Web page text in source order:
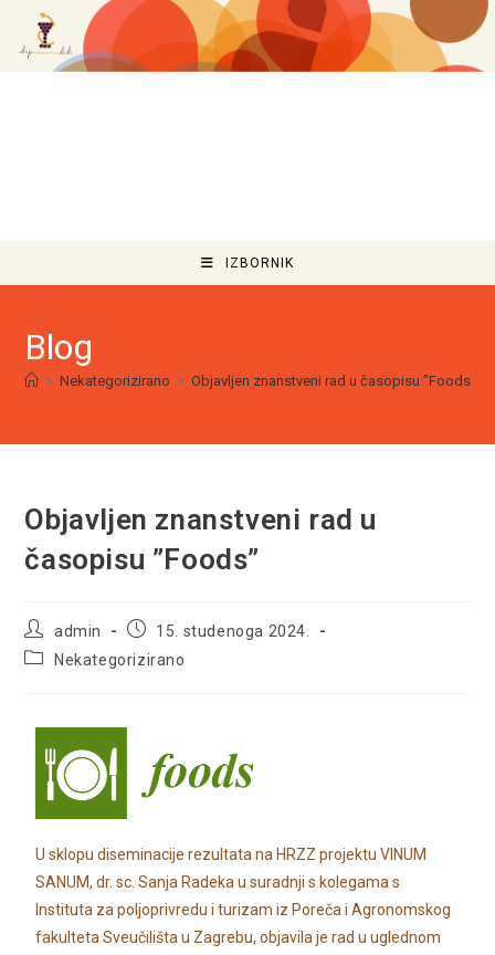
IZBORNIK
Blog
> Nekategorizirano > Objavljen znanstveni rad u časopisu ”Foods”
Objavljen znanstveni rad u
časopisu ”Foods”
admin
15. studenoga 2024.
Nekategorizirano
U sklopu diseminacije rezultata na HRZZ projektu VINUM
SANUM, dr. sc. Sanja Radeka u suradnji s kolegama s
Instituta za poljoprivredu i turizam iz Poreča i Agronomskog
fakulteta Sveučilišta u Zagrebu, objavila je rad u uglednom